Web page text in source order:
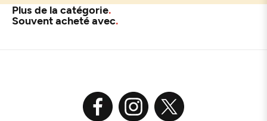
Plus de la catégorie
Souvent acheté avec